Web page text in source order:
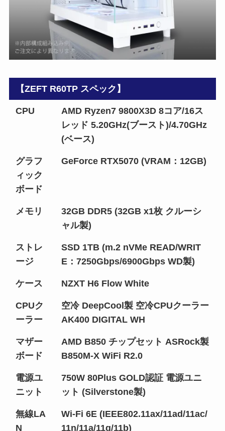
【ZEFT R60TP スペック】
CPU
AMD Ryzen7 9800X3D 8コア/16ス
レッド 5.20GHz(ブースト)/4.70GHz
(ベース)
グラフ
ィック
ボード
GeForce RTX5070 (VRAM：12GB)
メモリ
32GB DDR5 (32GB x1枚 クルーシ
ャル製)
ストレ
ージ
SSD 1TB (m.2 nVMe READ/WRIT
E：7250Gbps/6900Gbps WD製)
ケース NZXT H6 Flow White
CPUク
ーラー
空冷 DeepCool製 空冷CPUクーラー
AK400 DIGITAL WH
マザー
ボード
AMD B850 チップセット ASRock製
B850M-X WiFi R2.0
電源ユ
ニット
750W 80Plus GOLD認証 電源ユニ
ット (Silverstone製)
無線LA
N
Wi-Fi 6E (IEEE802.11ax/11ad/11ac/
11n/11a/11g/11b)